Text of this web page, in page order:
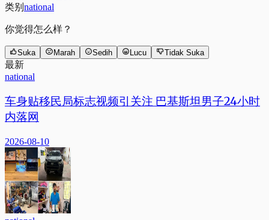
类别 national
你觉得怎么样？
Suka Marah Sedih Lucu Tidak Suka
最新
national
车身贴移民局标志视频引关注 巴基斯坦男子24小时
内落网
2026-08-10